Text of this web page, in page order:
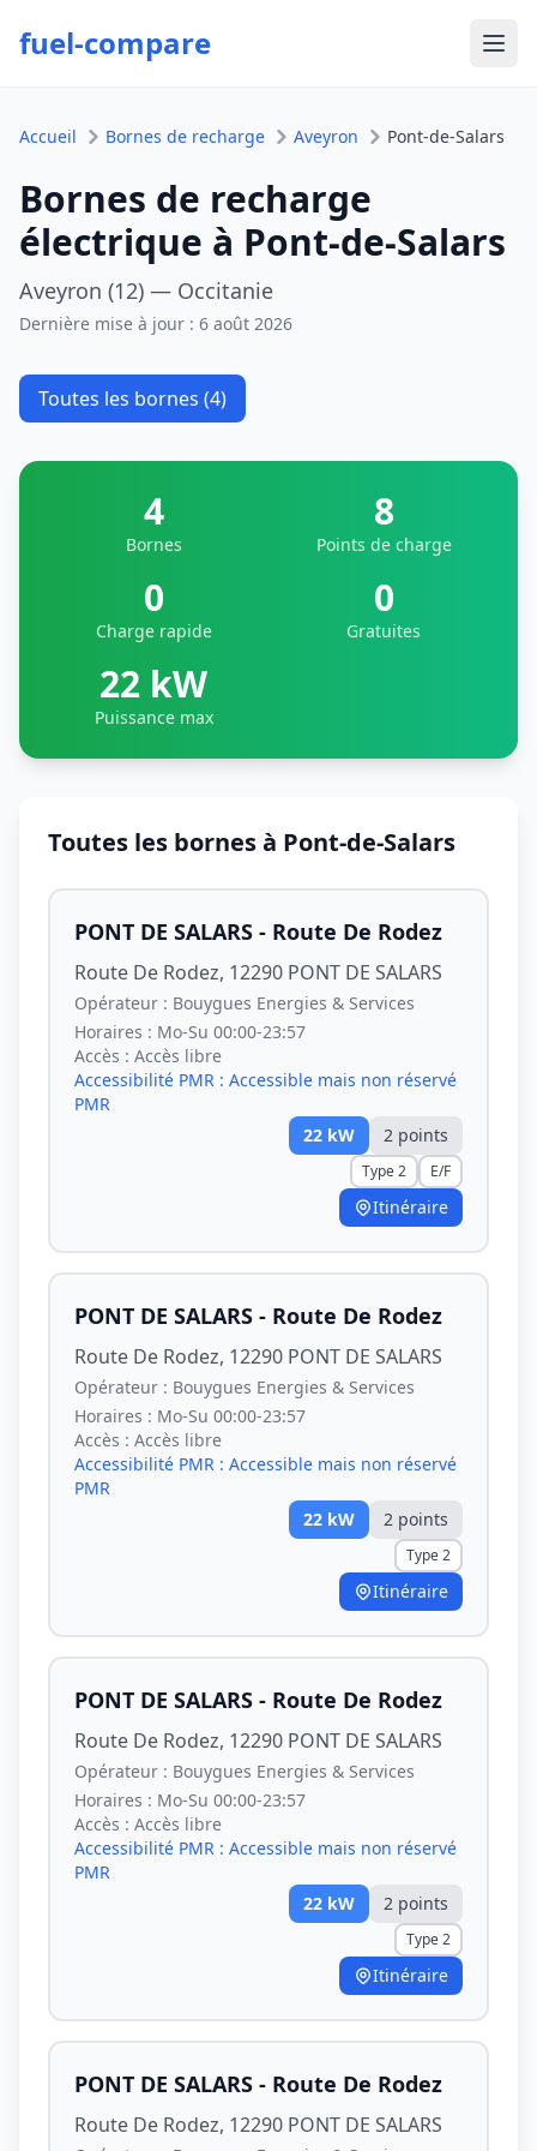
fuel-compare
Accueil Bornes de recharge Aveyron Pont-de-Salars
Bornes de recharge
électrique à Pont-de-Salars
Aveyron (12) — Occitanie
Dernière mise à jour : 6 août 2026
Toutes les bornes (4)
4
Bornes
8
Points de charge
0
Charge rapide
0
Gratuites
22 kW
Puissance max
Toutes les bornes à Pont-de-Salars
PONT DE SALARS - Route De Rodez
Route De Rodez, 12290 PONT DE SALARS
Opérateur : Bouygues Energies & Services
Horaires : Mo-Su 00:00-23:57
Accès : Accès libre
Accessibilité PMR : Accessible mais non réservé
PMR
22 kW 2 points
Type 2 E/F
Itinéraire
PONT DE SALARS - Route De Rodez
Route De Rodez, 12290 PONT DE SALARS
Opérateur : Bouygues Energies & Services
Horaires : Mo-Su 00:00-23:57
Accès : Accès libre
Accessibilité PMR : Accessible mais non réservé
PMR
22 kW 2 points
Type 2
Itinéraire
PONT DE SALARS - Route De Rodez
Route De Rodez, 12290 PONT DE SALARS
Opérateur : Bouygues Energies & Services
Horaires : Mo-Su 00:00-23:57
Accès : Accès libre
Accessibilité PMR : Accessible mais non réservé
PMR
22 kW 2 points
Type 2
Itinéraire
PONT DE SALARS - Route De Rodez
Route De Rodez, 12290 PONT DE SALARS